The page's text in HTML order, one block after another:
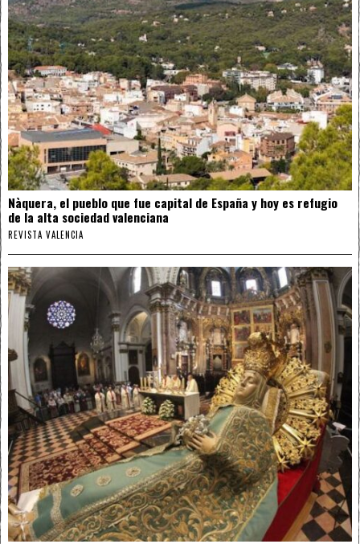
Nàquera, el pueblo que fue capital de España y hoy es refugio
de la alta sociedad valenciana
REVISTA VALENCIA